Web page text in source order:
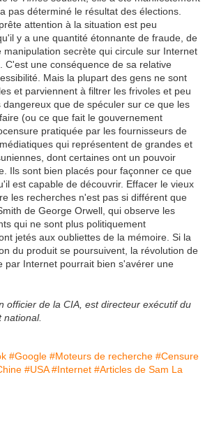
pas déterminé le résultat des élections.
attention à la situation est peu
y a une quantité étonnante de fraude, de
manipulation secrète qui circule sur Internet
C'est une conséquence de sa relative
Mais la plupart des gens ne sont
et parviennent à filtrer les frivoles et peu
dangereux que de spéculer sur ce que les
(ou ce que fait le gouvernement
pratiquée par les fournisseurs de
qui représentent de grandes et
dont certaines ont un pouvoir
Ils sont bien placés pour façonner ce que
est capable de découvrir. Effacer le vieux
les recherches n'est pas si différent que
de George Orwell, qui observe les
qui ne sont plus politiquement
jetés aux oubliettes de la mémoire. Si la
du produit se poursuivent, la révolution de
par Internet pourrait bien s'avérer une
officier de la CIA, est directeur exécutif du
national.
#Google #Moteurs de recherche #Censure
#USA #Internet #Articles de Sam La